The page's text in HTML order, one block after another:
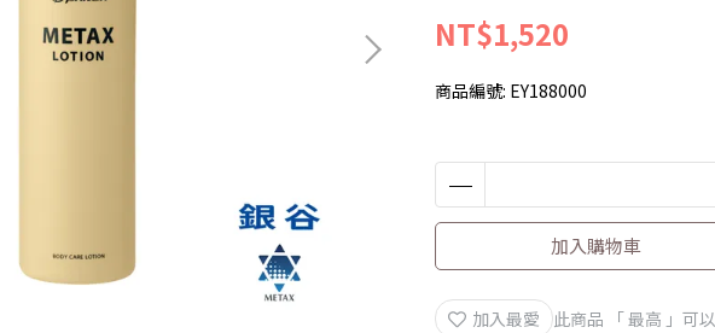
NT$1,520
商品編號: EY188000
加入購物車
加入最愛 此商品 「 最高 」可